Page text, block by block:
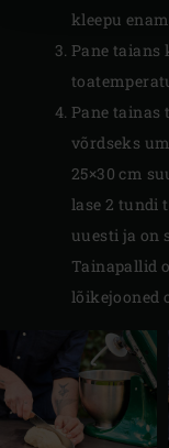
kleepu
Pane taians
Pane tainas
võrdseks
25×30 cm
lase 2 tundi
uuesti ja on
Tainapallid
lõikejooned